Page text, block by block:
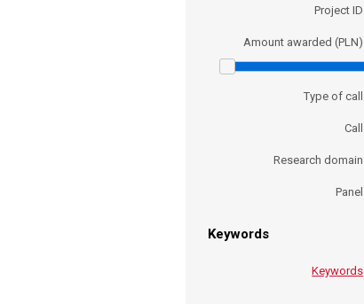
Project ID
Amount awarded (PLN)
Type of call
Call
Research domain
Panel
Keywords
Keywords